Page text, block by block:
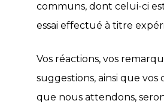
communs, dont celui-ci
essai effectué à titre
Vos réactions, vos
suggestions, ainsi que
que nous attendons,